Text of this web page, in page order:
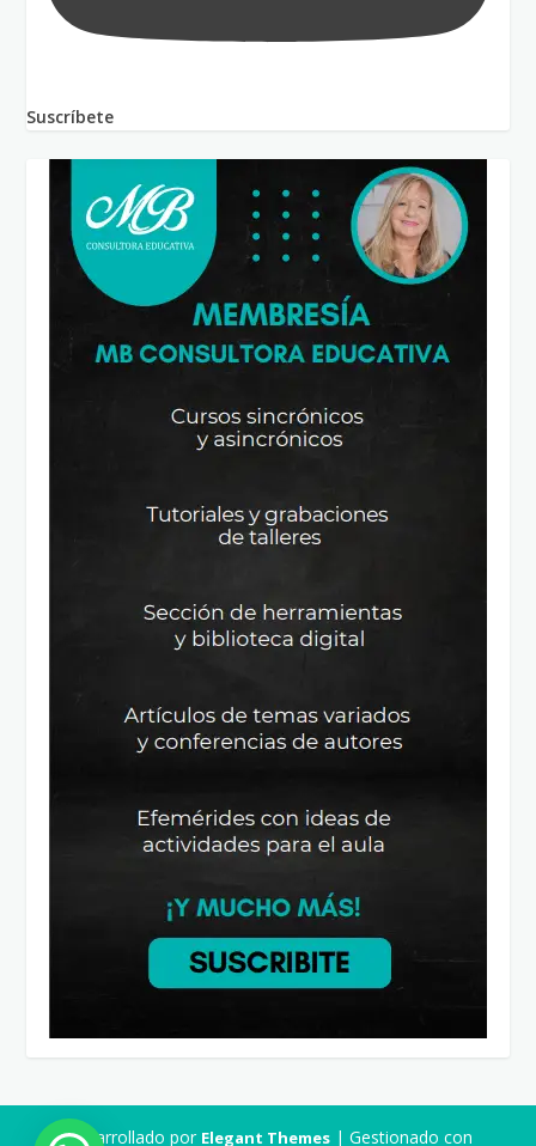
Suscríbete
Desarrollado por Elegant Themes| Gestionado con